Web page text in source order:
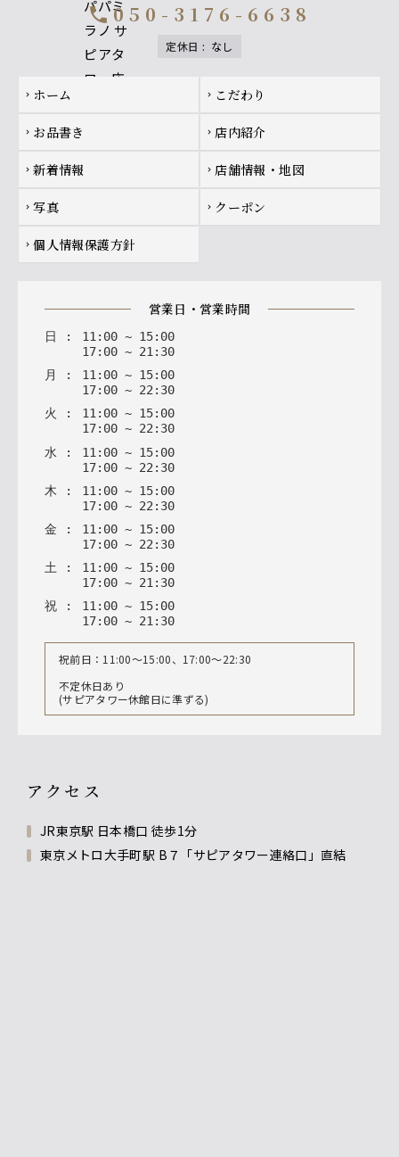
call050-3176-6638
定休日 : なし
Footer navigation
chevron_right ホーム chevron_right こだわり
chevron_right お品書き chevron_right 店内紹介
chevron_right 新着情報 chevron_right 店舗情報・地図
chevron_right 写真 chevron_right クーポン
chevron_right 個人情報保護方針
営業日・営業時間
日 : 11 : 00 ~ 15: 00
17: 00 ~ 21 : 30
月
: 11: 00 ~ 15: 00
17: 00 ~ 22: 30
火
: 11: 00 ~ 15: 00
17: 00 ~ 22: 30
水 : 11 : 00 ~ 15: 00
17: 00 ~ 22 : 30
木 : 11 : 00 ~ 15: 00
17: 00 ~ 22 : 30
金 : 11 : 00 ~ 15: 00
17: 00 ~ 22 : 30
土 : 11 : 00 ~ 15: 00
17: 00 ~ 21 : 30
祝 : 11: 00 ~ 15: 00
17: 00 ~ 21: 30
祝前日：11:00〜15:00、17:00〜22:30
不定休日あり
(サピアタワー休館日に準ずる)
アクセス
JR東京駅 日本橋口 徒歩1分
東京メトロ大手町駅 B７「サピアタワー連絡口」直結